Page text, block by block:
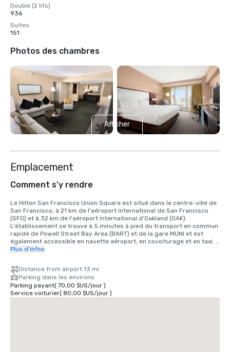
Double (2 lits)
936
Suites
151
Photos des chambres
Afficher
6
Emplacement
Comment s'y rendre
Le Hilton San Francisco Union Square est situé dans le centre-ville de
San Francisco, à 21 km de l'aéroport international de San Francisco
(SFO) et à 32 km de l'aéroport international d'Oakland (OAK).
L'établissement se trouve à 5 minutes à pied du transport en commun
rapide de Powell Street Bay Area (BART) et de la gare MUNI et est
également accessible en navette aéroport, en covoiturage et en taxi.
25 minutes de l'aéroport international SFO en voiture, 40 minutes en
Plus d'infos
Distance from airport 13 mi
Parking dans les environs
Parking payant( 70,00 $US/jour)
Service voiturier( 80,00 $US/jour)